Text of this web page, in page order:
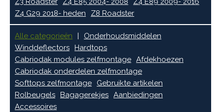
Z4 G29 2018- heden
Z8 Roadster
Alle categorieën
Onderhoudsmiddelen
Winddeflectors Hardtops
Cabriodak modules zelfmontage Afdekhoezen
Cabriodak onderdelen zelfmontage
Softtops zelfmontage
Gebruikte artikelen
Rolbeugels Bagagerekjes Aanbiedingen
Accessoires